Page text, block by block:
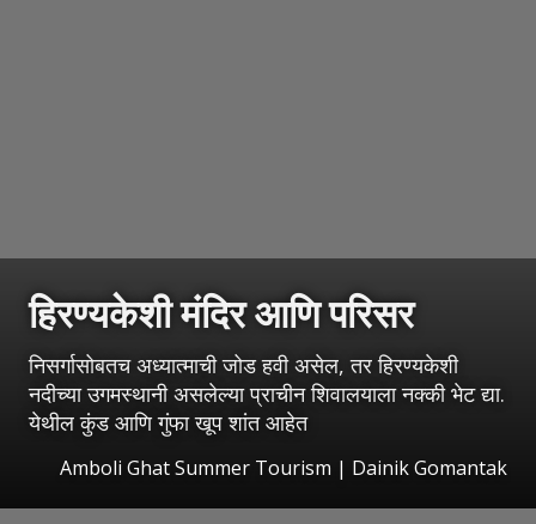
हिरण्यकेशी मंदिर आणि परिसर
निसर्गासोबतच अध्यात्माची जोड हवी असेल, तर हिरण्यकेशी
नदीच्या उगमस्थानी असलेल्या प्राचीन शिवालयाला नक्की भेट द्या.
येथील कुंड आणि गुंफा खूप शांत आहेत
Amboli Ghat Summer Tourism | Dainik Gomantak